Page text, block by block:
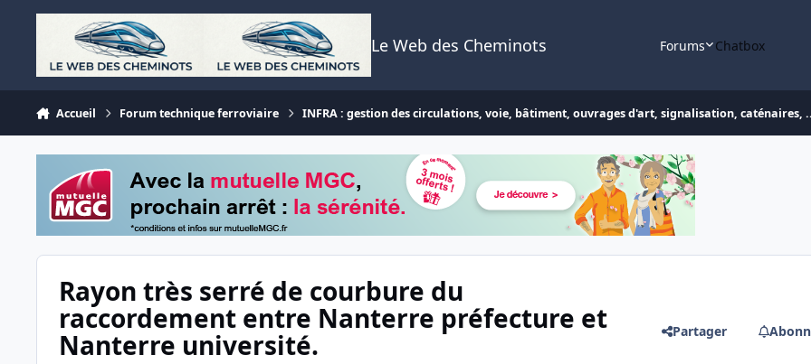
Aller au contenu
Le Web des Cheminots Forums Chatbox
Accueil Forum technique ferroviaire INFRA : gestion des circulations, voie, bâtiment, ouvrages d'art, signalisation, caténaires,
Rayon très serré de courbure du
raccordement entre Nanterre préfecture et
Nanterre université. Partager